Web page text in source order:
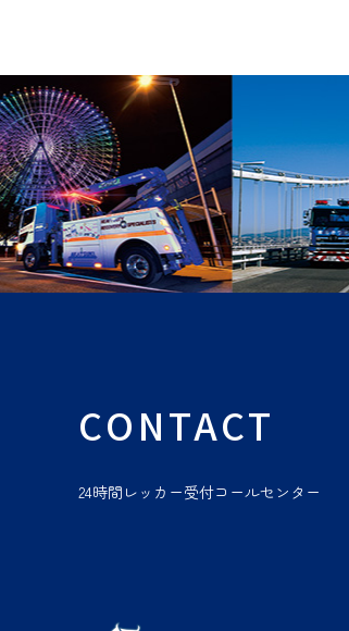
CONTACT
24時間レッカー受付コールセンター